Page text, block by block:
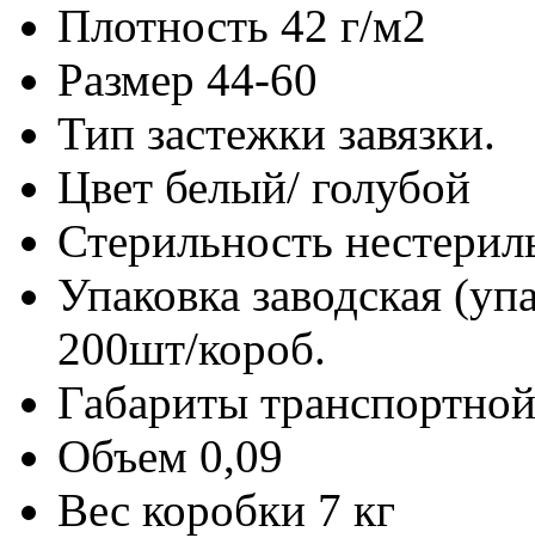
Плотность 42 г/м2
Размер 44-60
Тип застежки завязки.
Цвет белый/ голубой
Стерильность
Упаковка заводская
200шт/короб.
Габариты
Объем 0,09
Вес коробки 7 кг